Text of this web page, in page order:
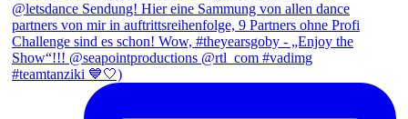
#teamtanziki 💙🤍)